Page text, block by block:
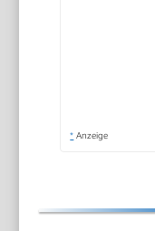
* Anzeige